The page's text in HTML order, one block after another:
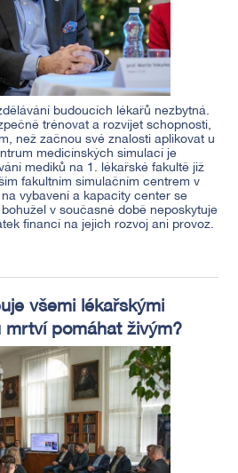
budoucích lékařů nezbytná.
trénovat a rozvíjet schopnosti,
než začnou své znalosti aplikovat u
medicínských simulací je
mediků na 1. lékařské fakultě již
fakultním simulačním centrem v
vybavení a kapacity center se
v současné době neposkytuje
financí na jejich rozvoj ani provoz.
všemi lékařskými
mrtví pomáhat živým?